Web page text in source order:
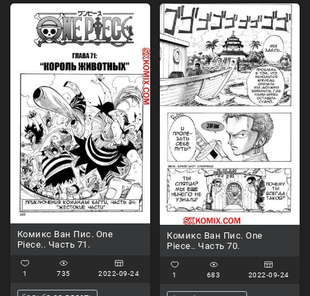
Комикс Ван Пис. One
Piece.. Часть 71.
1 735 2022-09-24
Комикс Ван Пис. One
Piece.. Часть 70.
1 683 2022-09-24